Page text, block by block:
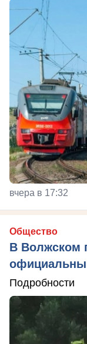
вчера в 17:32
Общество
В Волжском
Подробности